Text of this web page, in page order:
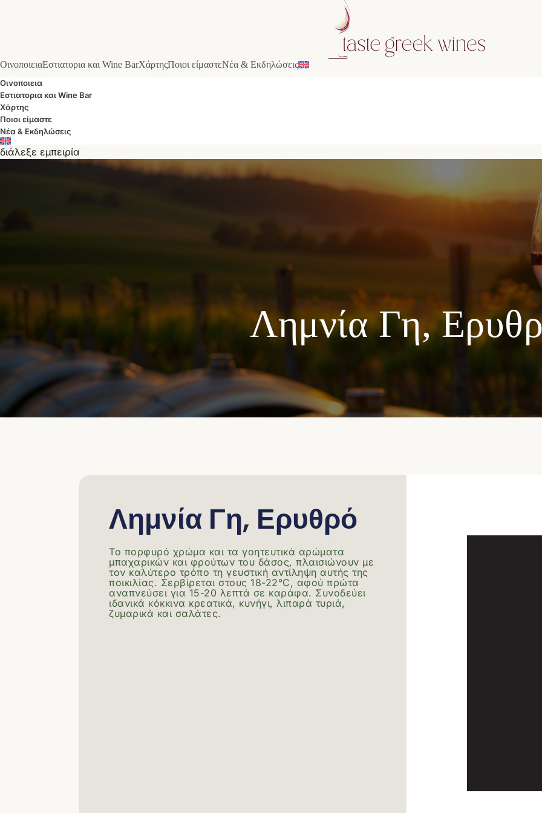
ΟινοποιειαΕστιατορια και Wine BarΧάρτηςΠοιοι είμαστεΝέα & Εκδηλώσεις
Οινοποιεια
Εστιατορια και Wine Bar
Χάρτης
Ποιοι είμαστε
Νέα & Εκδηλώσεις
διάλεξε εμπειρία
Λημνία Γη,
Λημνία Γη, Ερυθρό
Το πορφυρό χρώμα και τα γοητευτικά αρώματα
μπαχαρικών και φρούτων του δάσος, πλαισιώνουν με
τον καλύτερο τρόπο τη γευστική αντίληψη αυτής της
ποικιλίας. Σερβίρεται στους 18-22°C, αφού πρώτα
αναπνεύσει για 15-20 λεπτά σε καράφα. Συνοδεύει
ιδανικά κόκκινα κρεατικά, κυνήγι, λιπαρά τυριά,
ζυμαρικά και σαλάτες.